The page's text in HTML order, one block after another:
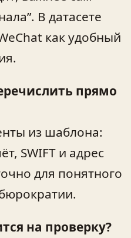
В датасете
как удобный
прямо
из шаблона:
SWIFT и адрес
для понятного
на проверку?